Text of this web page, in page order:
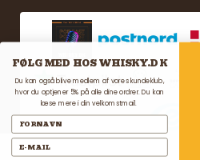
FØLG MED HOS WHISKY.DK
Du kan også blive medlem af vores kundeklub,
hvor du optjener 5% på alle dine ordrer. Du kan
læse mere i din velkomstmail.